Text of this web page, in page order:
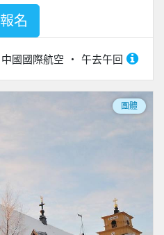
中國國際航空 午去午回
報名
團體